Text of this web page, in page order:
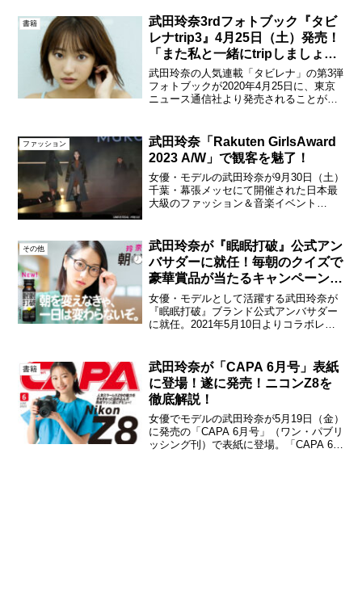
リーブランドDaniel ...
書籍
武田玲奈3rdフォトブック『タビ
レナtrip3』4月25日（土）発売！
「また私と一緒にtripしましょ
う!!」
武田玲奈の人気連載「タビレナ」の第3弾
フォトブックが2020年4月25日に、東京
ニュース通信社より発売されることが決
は好奇心旺盛で、ちょっとだけアクティ
ブ...
ファッション
武田玲奈「Rakuten GirlsAward
2023 A/W」で観客を魅了！
女優・モデルの武田玲奈が9月30日（土）
千葉・幕張メッセにて開催された日本最
大級のファッション＆音楽イベント
「Rakuten GirlsAward...
その他
武田玲奈が『眠眠打破』公式アン
バサダーに就任！毎朝のクイズで
豪華賞品が当たるキャンペーン
も！
女優・モデルとして活躍する武田玲奈が
『眠眠打破』ブランド公式アンバサダー
に就任。2021年5月10日よりコラボレー
打破』「眠眠打破 玲奈の朝喝キャンペー
ン」は、朝から頭...
書籍
武田玲奈が「CAPA 6月号」表紙
に登場！遂に発売！ニコンZ8を
徹底解説！
女優でモデルの武田玲奈が5月19日（金）
に発売の「CAPA 6月号」（ワン・パブリ
ッシング刊）で表紙に登場。「CAPA 6月